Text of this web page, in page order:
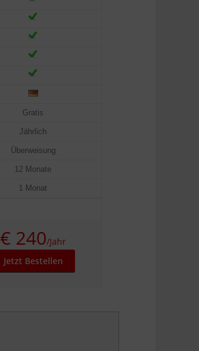
Gratis
Jährlich
Überweisung
12 Monate
1 Monat
€ 240/Jahr
Jetzt Bestellen